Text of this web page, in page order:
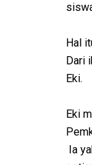
Hal
Dari
Eki.
Eki
Ia